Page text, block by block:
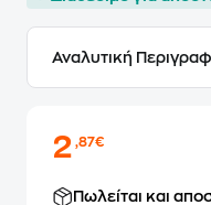
Αναλυτική
2,87€
Πωλείται και